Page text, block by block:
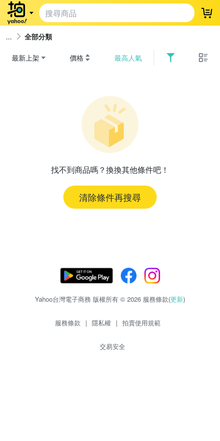
登
全部分類
最新上架 價格 最高人氣
找不到商品嗎？換換其他條件吧！
清除條件再搜尋
Yahoo台灣電子商務 版權所有 © 2026 服務條款(更新)
服務條款 | 隱私權 | 拍賣使用規範
交易安全